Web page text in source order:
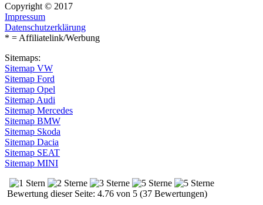
Copyright © 2017
Impressum
Datenschutzerklärung
* = Affiliatelink/Werbung
Sitemaps:
Sitemap VW
Sitemap Ford
Sitemap Opel
Sitemap Audi
Sitemap Mercedes
Sitemap BMW
Sitemap Skoda
Sitemap Dacia
Sitemap SEAT
Sitemap MINI
Bewertung dieser Seite: 4.76 von 5 (37 Bewertungen)